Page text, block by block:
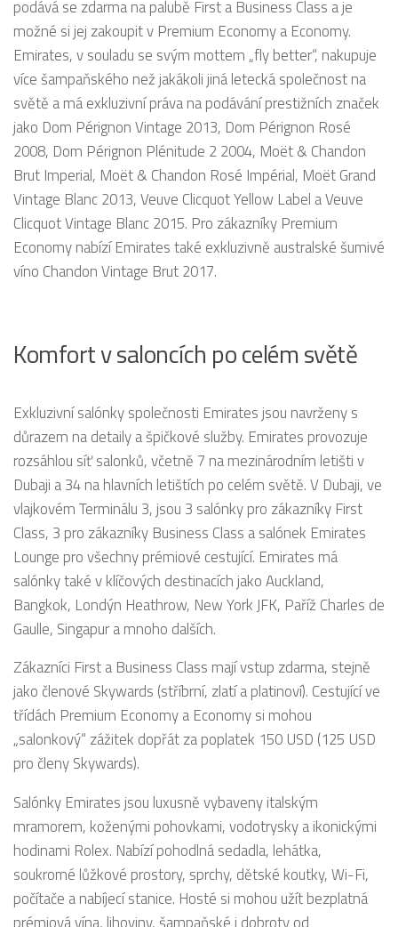
podává se zdarma na palubě First a Business Class a je
možné si jej zakoupit v Premium Economy a Economy.
Emirates, v souladu se svým mottem „fly better“, nakupuje
více šampaňského než jakákoli jiná letecká společnost na
světě a má exkluzivní práva na podávání prestižních značek
jako Dom Pérignon Vintage 2013, Dom Pérignon Rosé
2008, Dom Pérignon Plénitude 2 2004, Moët & Chandon
Brut Imperial, Moët & Chandon Rosé Impérial, Moët Grand
Vintage Blanc 2013, Veuve Clicquot Yellow Label a Veuve
Clicquot Vintage Blanc 2015. Pro zákazníky Premium
Economy nabízí Emirates také exkluzivně australské šumivé
víno Chandon Vintage Brut 2017.
Komfort v saloncích po celém světě
Exkluzivní salónky společnosti Emirates jsou navrženy s
důrazem na detaily a špičkové služby. Emirates provozuje
rozsáhlou síť salonků, včetně 7 na mezinárodním letišti v
Dubaji a 34 na hlavních letištích po celém světě. V Dubaji, ve
vlajkovém Terminálu 3, jsou 3 salónky pro zákazníky First
Class, 3 pro zákazníky Business Class a salónek Emirates
Lounge pro všechny prémiové cestující. Emirates má
salónky také v klíčových destinacích jako Auckland,
Bangkok, Londýn Heathrow, New York JFK, Paříž Charles de
Gaulle, Singapur a mnoho dalších.
Zákazníci First a Business Class mají vstup zdarma, stejně
jako členové Skywards (stříbrní, zlatí a platinoví). Cestující ve
třídách Premium Economy a Economy si mohou
„salonkový“ zážitek dopřát za poplatek 150 USD (125 USD
pro členy Skywards).
Salónky Emirates jsou luxusně vybaveny italským
mramorem, koženými pohovkami, vodotrysky a ikonickými
hodinami Rolex. Nabízí pohodlná sedadla, lehátka,
soukromé lůžkové prostory, sprchy, dětské koutky, Wi-Fi,
počítače a nabíjecí stanice. Hosté si mohou užít bezplatná